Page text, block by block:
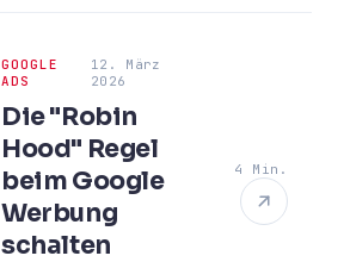
sektoralen CPC-
Analysen,
Budgetstrategien und
KI-gestützten
Optimierungsmethoden.
GOOGLE
ADS
12. März
2026
Die "Robin
Hood" Regel
beim Google
Werbung
schalten
4 Min.